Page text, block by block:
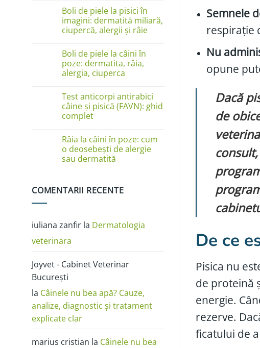
comentariu
la
Câinele
se
linge
Cauze
și
soluții
Boli de piele la pisici în
imagini: dermatită miliară,
ciupercă, alergii și râie
comentariu
la
Boli
de
piele
în
imagini:
dermatită
miliară,
ciupercă,
și
râie
Boli de piele la câini în
poze: dermatita, râia,
alergia, ciuperca
la
Boli
de
piele
în
poze:
dermatita,
râia,
alergia,
Test anticorpi antirabici
câine și pisică (FAVN): ghid
complet
comentariu
la
Test
anticorpi
antirabici
(FAVN):
ghid
Râia la câini în poze: cum
o deosebești de alergie
sau dermatită
Râia
cum
o
de
dermatită
COMENTARII RECENTE
iuliana zanfir la Dermatologia
veterinara
Joyvet - Cabinet Veterinar
București
la Câinele nu bea apă? Cauze,
analize, diagnostic și tratament
explicate clar
marius cristian la Câinele nu bea
Semnele
respirație
Nu
opune
Dacă
de
De ce
Pisica nu
de proteină
energie.
rezerve.
ficatului de